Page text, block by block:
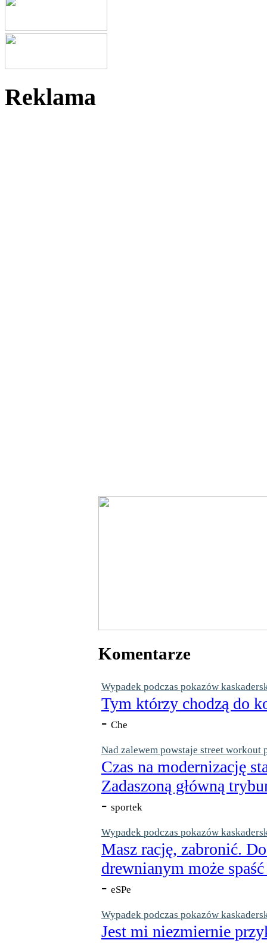
Reklama
Komentarze
Wypadek podczas pokazów
Tym którzy chodzą do
- Che
Nad zalewem powstaje street workout
Czas na modernizację
Zadaszoną główną
- sportek
Wypadek podczas pokazów
Masz rację, zabronić.
drewnianym może
- eSPe
Wypadek podczas pokazów
Jest mi niezmiernie